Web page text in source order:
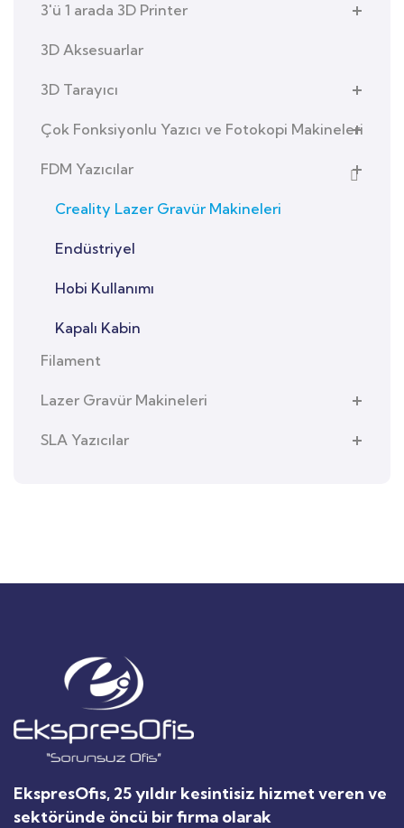
3'ü 1 arada 3D Printer
3D Aksesuarlar
3D Tarayıcı
Çok Fonksiyonlu Yazıcı ve Fotokopi Makineleri
FDM Yazıcılar
Creality Lazer Gravür Makineleri
Endüstriyel
Hobi Kullanımı
Kapalı Kabin
Filament
Lazer Gravür Makineleri
SLA Yazıcılar
EkspresOfis, 25 yıldır kesintisiz hizmet veren ve
sektöründe öncü bir firma olarak